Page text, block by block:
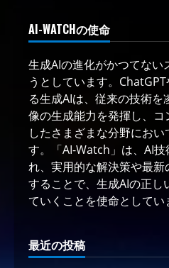
AI-WATCHの使命
生成AIの進化がかつてない
うとしています。
る生成AIは、従来の技術
像の生成能力を発揮し、
したさまざまな分野にお
す。「AI-Watch」は、AI
れ、実用的な解決策や最
することで、生成AIの正し
ていくことを使命としてい
最近の投稿